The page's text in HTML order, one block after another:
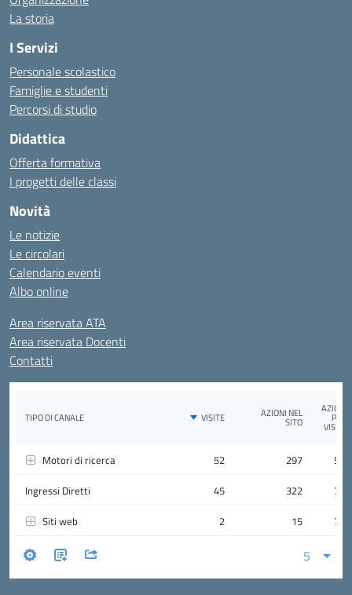
La storia
I Servizi
Personale scolastico
Famiglie e studenti
Percorsi di studio
Didattica
Offerta formativa
I progetti delle classi
Novità
Le notizie
Le circolari
Calendario eventi
Albo online
Area riservata ATA
Area riservata Docenti
Contatti